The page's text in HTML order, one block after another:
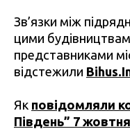
Зв’язки між
цими
представниками
відстежили
Як повідомляли
Південь” 7